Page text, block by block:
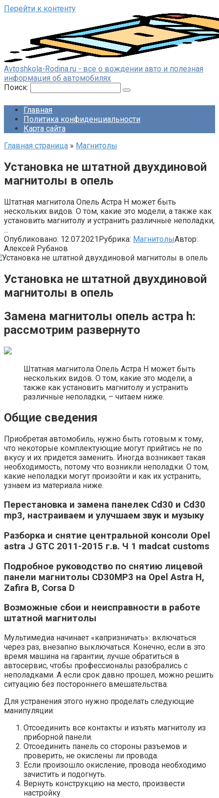
Перейти к контенту
Avtoshkola-Rodina.ru - все о вождении авто и полезная
информация об автомобилях
Поиск:
Главная
Политика конфиденциальности
Карта сайта
Главная страница » Магнитолы
Установка не штатной двухдиновой
магнитолы в опель
Штатная магнитола Опель Астра H может быть
нескольких видов. О том, какие это модели, а также как
установить магнитолу и устранить различные неполадки,
...
Опубликовано: 12.07.2021Рубрика: МагнитолыАвтор:
Алексей Рубанов
Установка не штатной двухдиновой
магнитолы в опель
Замена магнитолы опель астра h:
рассмотрим развернуто
Штатная магнитола Опель Астра H может быть
нескольких видов. О том, какие это модели, а
также как установить магнитолу и устранить
различные неполадки, – читаем ниже.
Общие сведения
Приобретая автомобиль, нужно быть готовым к тому,
что некоторые комплектующие могут прийтись не по
вкусу и их придется заменить. Иногда возникает такая
необходимость, потому что возникли неполадки. О том,
какие неполадки могут произойти и как их устранить,
узнаем из материала ниже.
Перестановка и замена панелек Cd30 и Cd30
mp3, настраиваем и улучшаем звук и музыку
Разборка и снятие центральной консоли Opel
astra J GTC 2011-2015 г.в. Ч 1 madcat customs
Подробное руководство по снятию лицевой
панели магнитолы CD30MP3 на Opel Astra H,
Zafira B, Corsa D
Возможные сбои и неисправности в работе
штатной магнитолы
Мультимедиа начинает «капризничать»: включаться
через раз, внезапно выключаться. Конечно, если в это
время машина на гарантии, лучше обратиться в
автосервис, чтобы профессионалы разобрались с
неполадками. А если срок давно прошел, можно решить
ситуацию без постороннего вмешательства.
Для устранения этого нужно проделать следующие
манипуляции:
Отсоединить все контакты и изъять магнитолу из
приборной панели.
Отсоединить панель со стороны разъемов и
проверить, не окислены ли провода.
Если произошло окисление, провода необходимо
зачистить и подогнуть.
Вернуть конструкцию на место, произвести
настройку